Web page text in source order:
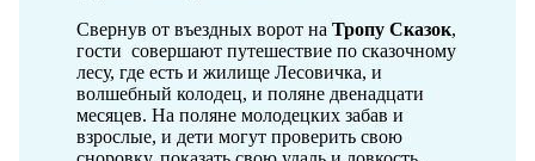
Свернув от въездных ворот на Тропу Сказок,
гости совершают путешествие по сказочному
лесу, где есть и жилище Лесовичка, и
волшебный колодец, и поляне двенадцати
месяцев. На поляне молодецких забав и
взрослые, и дети могут проверить свою